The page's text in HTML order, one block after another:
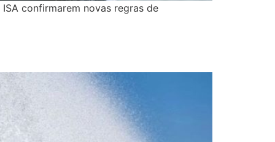
confirmarem novas regras de